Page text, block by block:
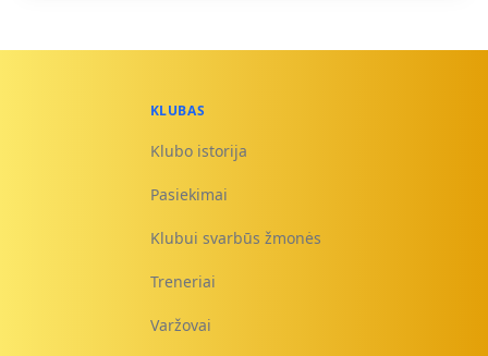
KLUBAS
Klubo istorija
Pasiekimai
Klubui svarbūs žmonės
Treneriai
Varžovai